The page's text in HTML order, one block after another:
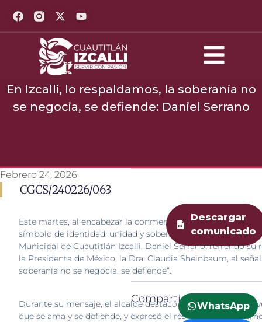
En Izcalli, lo respaldamos, la soberanía no
se negocia, se defiende: Daniel Serrano
Febrero 24, 2026
CGCS/240226/063
Este martes, al encabezar la conmemoración del Día de la
símbolo de identidad, unidad y soberanía nacional, el
Municipal de Cuautitlán Izcalli, Daniel Serrano, refrendó su
la Presidenta de México, la Dra. Claudia Sheinbaum, al
soberanía no se negocia, se defiende”.
Durante su mensaje, el alcalde destacó que la patria no se
que se ama y se defiende, y expresó el respaldo del
Descargar
comunicado
Compartir:
WhatsApp